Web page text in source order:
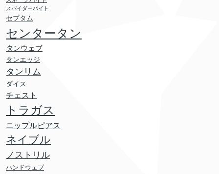
スパイダーバイト
セプタム
センタータン
タンウェブ
タンエッジ
タンリム
ダイス
チェスト
トラガス
ニップルピアス
ネイブル
ノストリル
ハンドウェブ